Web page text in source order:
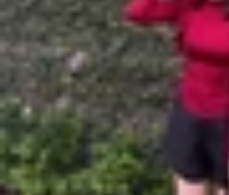
Anh Thư
Ngày đăng:
24/10/2025
Cập nhật: 24/10/2025
Theo dõi XTMobile trên